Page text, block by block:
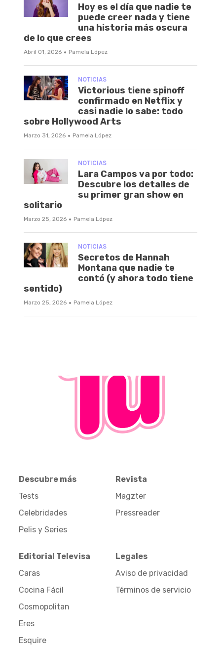
Hoy es el día que nadie te
puede creer nada y tiene
una historia más oscura
de lo que crees
Abril 01, 2026 · Pamela López
NOTICIAS
Victorious tiene spinoff
confirmado en Netflix y
casi nadie lo sabe: todo
sobre Hollywood Arts
Marzo 31, 2026 · Pamela López
NOTICIAS
Lara Campos va por todo:
Descubre los detalles de
su primer gran show en
solitario
Marzo 25, 2026 · Pamela López
NOTICIAS
Secretos de Hannah
Montana que nadie te
contó (y ahora todo tiene
sentido)
Marzo 25, 2026 · Pamela López
Descubre más
Tests
Celebridades
Pelis y Series
Revista
Magzter
Pressreader
Editorial Televisa
Caras
Cocina Fácil
Cosmopolitan
Eres
Esquire
Legales
Aviso de privacidad
Términos de servicio